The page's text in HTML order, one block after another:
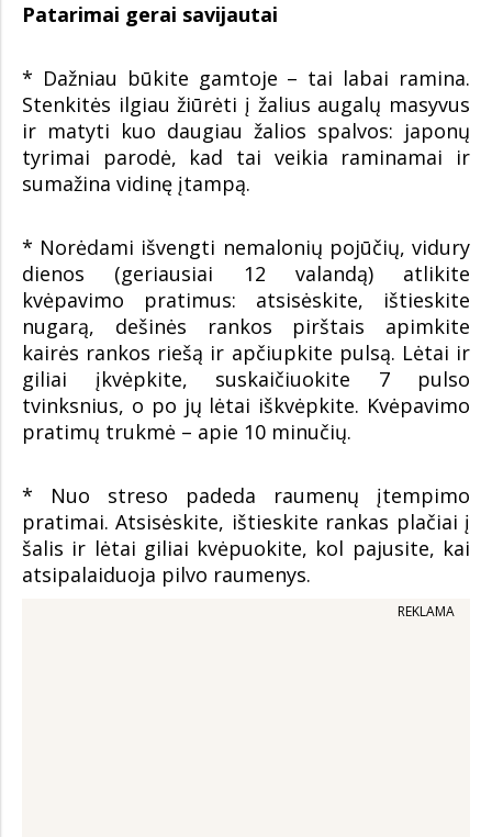
Patarimai gerai savijautai
* Dažniau būkite gamtoje – tai labai ramina.
Stenkitės ilgiau žiūrėti į žalius augalų masyvus
ir matyti kuo daugiau žalios spalvos: japonų
tyrimai parodė, kad tai veikia raminamai ir
sumažina vidinę įtampą.
* Norėdami išvengti nemalonių pojūčių, vidury
dienos (geriausiai 12 valandą) atlikite
kvėpavimo pratimus: atsisėskite, ištieskite
nugarą, dešinės rankos pirštais apimkite
kairės rankos riešą ir apčiupkite pulsą. Lėtai ir
giliai įkvėpkite, suskaičiuokite 7 pulso
tvinksnius, o po jų lėtai iškvėpkite. Kvėpavimo
pratimų trukmė – apie 10 minučių.
* Nuo streso padeda raumenų įtempimo
pratimai. Atsisėskite, ištieskite rankas plačiai į
šalis ir lėtai giliai kvėpuokite, kol pajusite, kai
atsipalaiduoja pilvo raumenys.
REKLAMA